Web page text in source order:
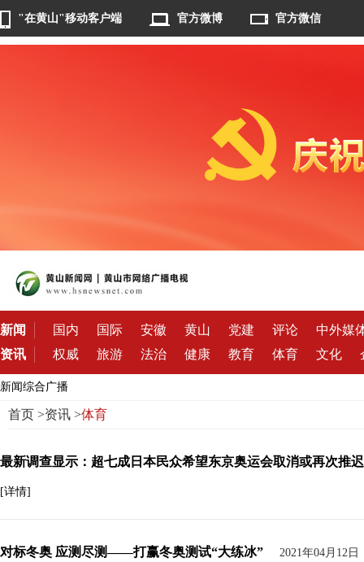
"在黄山"移动客户端 官方微博 官方微信
新闻 国内 国际 安徽 黄山 党建 评论
中外媒
资讯
权威 旅游 法治 健康 教育 体育 文化
新闻综合广播
首页>资讯>体育
最新调查显示：超七成日本民众希望东京奥运会取消或再次推迟
[详情]
对标冬奥 应测尽测——打赢冬奥测试“大练冰” 2021年04月12日